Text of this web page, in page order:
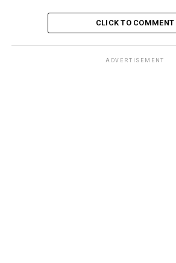
CLICK TO COMMENT
ADVERTISEMENT